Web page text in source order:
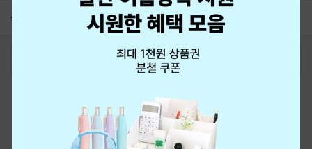
공지 8월 신용카드 무이자할부 안내
최근 본 상품
eBook 1:1문의/채팅상담
예스이십사(주) 사업자 정보
이용약관
개인정보처리방침 청소년보호정책